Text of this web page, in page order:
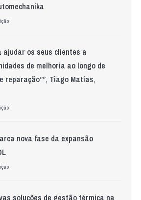
ajudar os seus clientes a
de melhoria ao longo de
reparação””, Tiago Matias,
nova fase da expansão
soluções de gestão térmica na